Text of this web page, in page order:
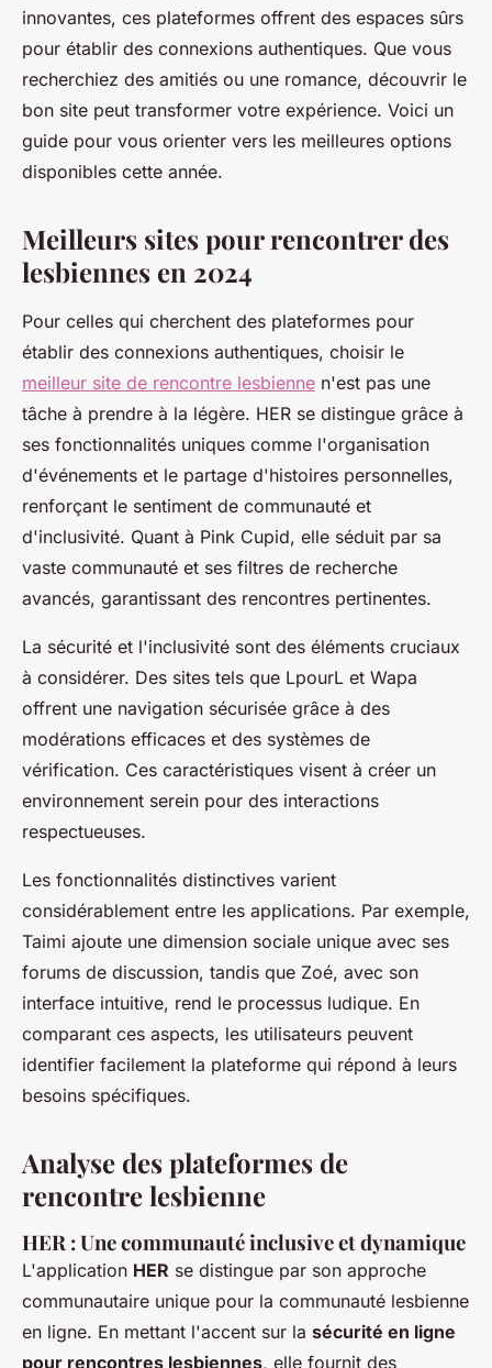
innovantes, ces plateformes offrent des espaces sûrs
pour établir des connexions authentiques. Que vous
recherchiez des amitiés ou une romance, découvrir le
bon site peut transformer votre expérience. Voici un
guide pour vous orienter vers les meilleures options
disponibles cette année.
Meilleurs sites pour rencontrer des
lesbiennes en 2024
Pour celles qui cherchent des plateformes pour
établir des connexions authentiques, choisir le
meilleur site de rencontre lesbienne n'est pas une
tâche à prendre à la légère. HER se distingue grâce à
ses fonctionnalités uniques comme l'organisation
d'événements et le partage d'histoires personnelles,
renforçant le sentiment de communauté et
d'inclusivité. Quant à Pink Cupid, elle séduit par sa
vaste communauté et ses filtres de recherche
avancés, garantissant des rencontres pertinentes.
La sécurité et l'inclusivité sont des éléments cruciaux
à considérer. Des sites tels que LpourL et Wapa
offrent une navigation sécurisée grâce à des
modérations efficaces et des systèmes de
vérification. Ces caractéristiques visent à créer un
environnement serein pour des interactions
respectueuses.
Les fonctionnalités distinctives varient
considérablement entre les applications. Par exemple,
Taimi ajoute une dimension sociale unique avec ses
forums de discussion, tandis que Zoé, avec son
interface intuitive, rend le processus ludique. En
comparant ces aspects, les utilisateurs peuvent
identifier facilement la plateforme qui répond à leurs
besoins spécifiques.
Analyse des plateformes de
rencontre lesbienne
HER : Une communauté inclusive et dynamique
L'application HER se distingue par son approche
communautaire unique pour la communauté lesbienne
en ligne. En mettant l'accent sur la sécurité en ligne
pour rencontres lesbiennes, elle fournit des